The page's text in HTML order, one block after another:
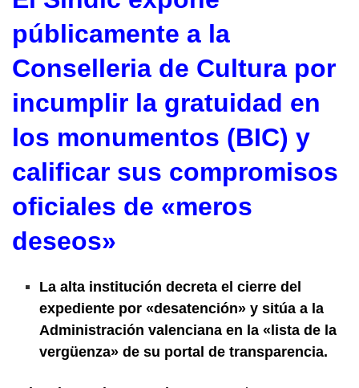
públicamente a la
Conselleria de Cultura por
incumplir la gratuidad en
los monumentos (BIC) y
calificar sus compromisos
oficiales de «meros
deseos»
La alta institución decreta el cierre del
expediente por «desatención» y sitúa a la
Administración valenciana en la «lista de la
vergüenza» de su portal de transparencia.